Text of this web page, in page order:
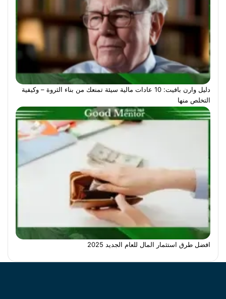
دليل وارن بافيت: 10 عادات مالية سيئة تمنعك من بناء الثروة – وكيفية
التخلص منها
افضل طرق استثمار المال للعام الجديد 2025